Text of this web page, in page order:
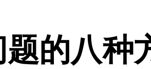
的八种